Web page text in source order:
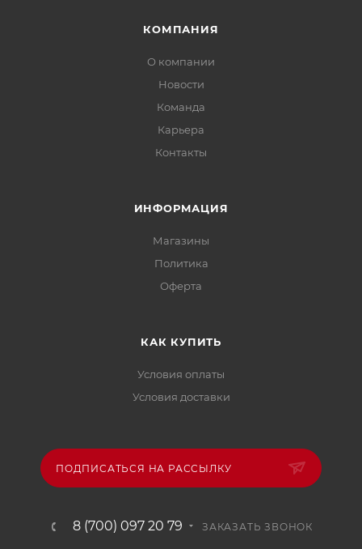
КОМПАНИЯ
О компании
Новости
Команда
Карьера
Контакты
ИНФОРМАЦИЯ
Магазины
Политика
Офертa
КАК КУПИТЬ
Условия оплаты
Условия доставки
ПОДПИСАТЬСЯ НА РАССЫЛКУ
8 (700) 097 20 79 ЗАКАЗАТЬ ЗВОНОК